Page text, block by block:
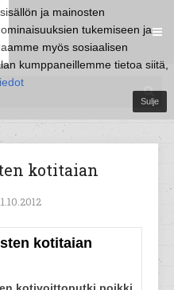
ja mainosten
tukemiseen ja
myös sosiaalisen
kumppaneillemme tietoa siitä,
Sulje
kotitaian
kotitaian